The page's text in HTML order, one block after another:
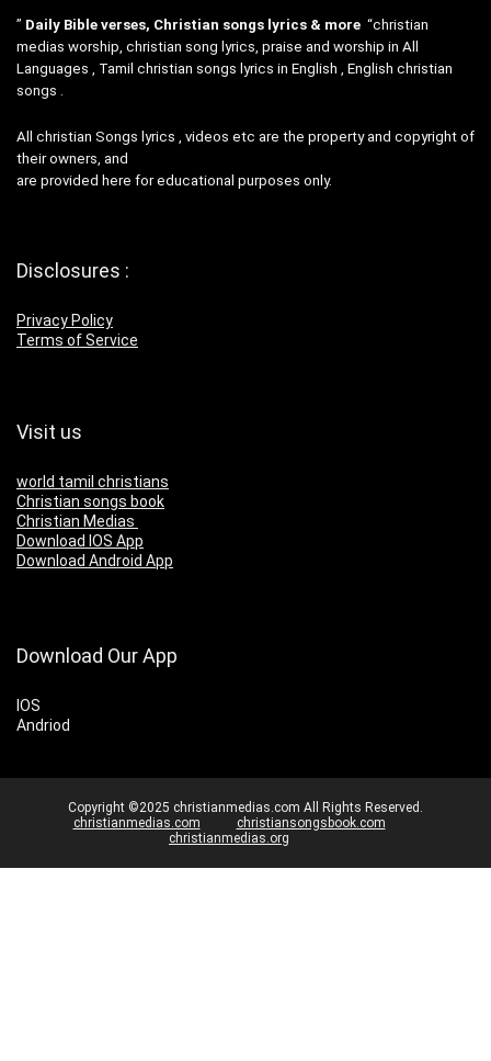
” Daily Bible verses, Christian songs lyrics & more “christian
medias worship, christian song lyrics, praise and worship in All
Languages , Tamil christian songs lyrics in English , English christian
songs .
All christian Songs lyrics , videos etc are the property and copyright of
their owners, and
are provided here for educational purposes only.
Disclosures :
Privacy Policy
Terms of Service
Visit us
world tamil christians
Christian songs book
Christian Medias
Download IOS App
Download Android App
Download Our App
IOS
Andriod
Copyright ©2025 christianmedias.com All Rights Reserved.
christianmedias.com
christiansongsbook.com
christianmedias.org